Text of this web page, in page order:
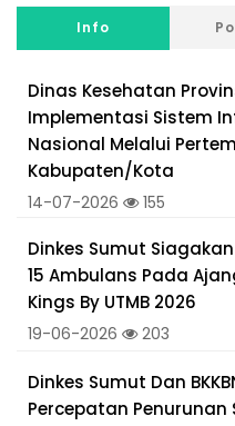
Info
Dinas Kesehatan
Implementasi Sistem
Nasional Melalui
Kabupaten/Kota
14-07-2026 155
Dinkes Sumut
15 Ambulans Pada
Kings By UTMB 2026
19-06-2026 203
Dinkes Sumut Dan
Percepatan